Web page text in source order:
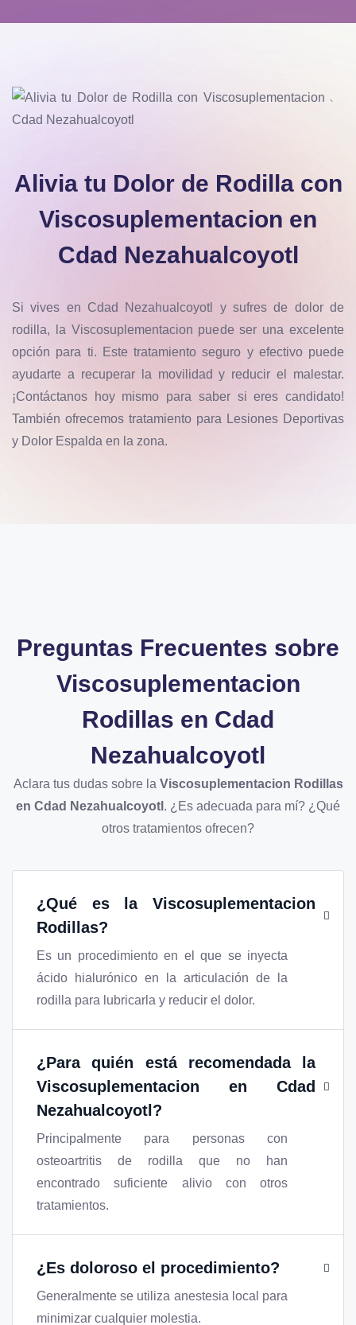
Alivia tu Dolor de Rodilla con
Viscosuplementacion en
Cdad Nezahualcoyotl
Si vives en Cdad Nezahualcoyotl y sufres de dolor de
rodilla, la Viscosuplementacion puede ser una excelente
opción para ti. Este tratamiento seguro y efectivo puede
ayudarte a recuperar la movilidad y reducir el malestar.
¡Contáctanos hoy mismo para saber si eres candidato!
También ofrecemos tratamiento para Lesiones Deportivas
y Dolor Espalda en la zona.
Preguntas Frecuentes sobre
Viscosuplementacion
Rodillas en Cdad
Nezahualcoyotl
Aclara tus dudas sobre la Viscosuplementacion Rodillas
en Cdad Nezahualcoyotl . ¿Es adecuada para mí? ¿Qué
otros tratamientos ofrecen?
¿Qué es la Viscosuplementacion
Rodillas?
Es un procedimiento en el que se inyecta
ácido hialurónico en la articulación de la
rodilla para lubricarla y reducir el dolor.
¿Para quién está recomendada la
Viscosuplementacion en Cdad
Nezahualcoyotl?
Principalmente para personas con
osteoartritis de rodilla que no han
encontrado suficiente alivio con otros
tratamientos.
¿Es doloroso el procedimiento?
Generalmente se utiliza anestesia local para
minimizar cualquier molestia.